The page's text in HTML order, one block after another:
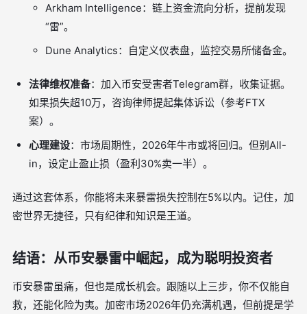
Arkham Intelligence：链上资金流向分析，提前发现
“雷”。
Dune Analytics：自定义仪表盘，监控交易所储备金。
法律维权准备：加入币安受害者Telegram群，收集证据。
如果损失超10万，咨询律师提起集体诉讼（参考FTX
案）。
心理建设：市场周期性，2026年牛市或将回归。但别All-
in，设定止盈止损（盈利30%卖一半）。
通过这套体系，你能将未来暴雷损失控制在5%以内。记住，加
密世界无捷径，只有纪律和知识是王道。
结语：从币安暴雷中崛起，成为聪明投资者
币安暴雷虽痛，但也是成长机会。跟随以上三步，你不仅能自
救，还能化险为夷。加密市场2026年仍充满机遇，但前提是学